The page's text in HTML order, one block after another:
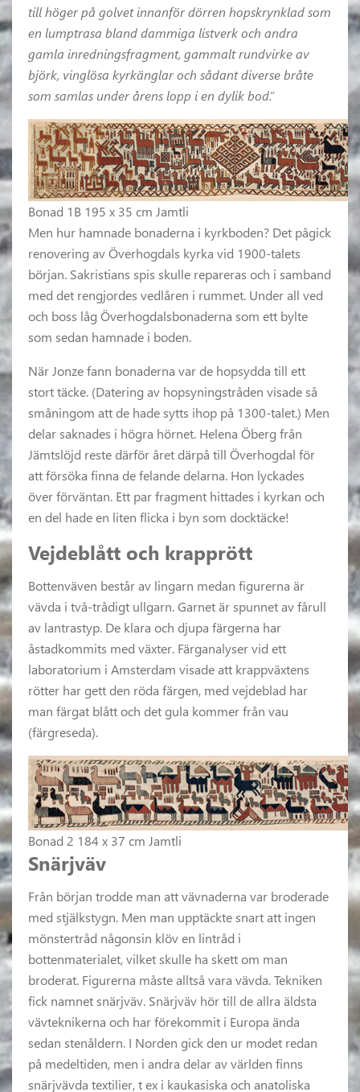
till höger på golvet innanför dörren hopskrynklad som
en lumptrasa bland dammiga listverk och andra
gamla inredningsfragment, gammalt rundvirke av
björk, vinglösa kyrkänglar och sådant diverse bråte
som samlas under årens lopp i en dylik bod.”
Bonad 1B 195 x 35 cm Jamtli
Men hur hamnade bonaderna i kyrkboden? Det pågick
renovering av Överhogdals kyrka vid 1900-talets
början. Sakristians spis skulle repareras och i samband
med det rengjordes vedlåren i rummet. Under all ved
och boss låg Överhogdalsbonaderna som ett bylte
som sedan hamnade i boden.
När Jonze fann bonaderna var de hopsydda till ett
stort täcke. (Datering av hopsyningstråden visade så
småningom att de hade sytts ihop på 1300-talet.) Men
delar saknades i högra hörnet. Helena Öberg från
Jämtslöjd reste därför året därpå till Överhogdal för
att försöka finna de felande delarna. Hon lyckades
över förväntan. Ett par fragment hittades i kyrkan och
en del hade en liten flicka i byn som docktäcke!
Vejdeblått och krapprött
Bottenväven består av lingarn medan figurerna är
vävda i två-trådigt ullgarn. Garnet är spunnet av fårull
av lantrastyp. De klara och djupa färgerna har
åstadkommits med växter. Färganalyser vid ett
laboratorium i Amsterdam visade att krappväxtens
rötter har gett den röda färgen, med vejdeblad har
man färgat blått och det gula kommer från vau
(färgreseda).
Bonad 2 184 x 37 cm Jamtli
Snärjväv
Från början trodde man att vävnaderna var broderade
med stjälkstygn. Men man upptäckte snart att ingen
mönstertråd någonsin klöv en lintråd i
bottenmaterialet, vilket skulle ha skett om man
broderat. Figurerna måste alltså vara vävda. Tekniken
fick namnet snärjväv. Snärjväv hör till de allra äldsta
vävteknikerna och har förekommit i Europa ända
sedan stenåldern. I Norden gick den ur modet redan
på medeltiden, men i andra delar av världen finns
snärjvävda textilier, t ex i kaukasiska och anatoliska